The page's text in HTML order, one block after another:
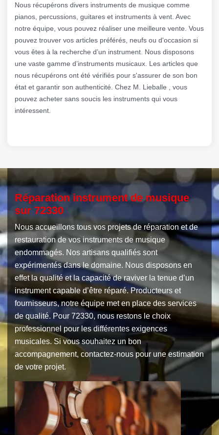
Nous récupérons divers instruments de musique comme
pianos, percussions, guitares et instruments à vent. Avec
notre équipe, vous pouvez réaliser une meilleure vente. Vous
pouvez trouver vos articles préférés, neufs ou d'occasion si
vous êtes à la recherche d’un instrument. Nous disposons
une vaste gamme d’instruments musicaux. Les articles que
nous récupérons ont été vérifiés pour s'assurer de son bon
état et garantir son authenticité. Chez M. Lieballe , vous
pouvez acheter sans soucis les instruments qui vous
intéressent.
Réparation instrument de musique
sur 72330
Nous accueillons tous vos projets de réparation et de
restauration de vos instruments de musique
endommagés. Nos artisans qualifiés sont
expérimentés dans le domaine. Nous disposons en
effet la qualité et la capacité de raviver la tenue d’un
instrument capable d’être réparé. Producteurs et
fournisseurs, notre équipe met en place des services
de qualité. Pour 72330, nous restons le choix
professionnel pour les différentes exigences
musicales. Si vous souhaitez un bon
accompagnement, contactez-nous pour une estimation
de votre projet.